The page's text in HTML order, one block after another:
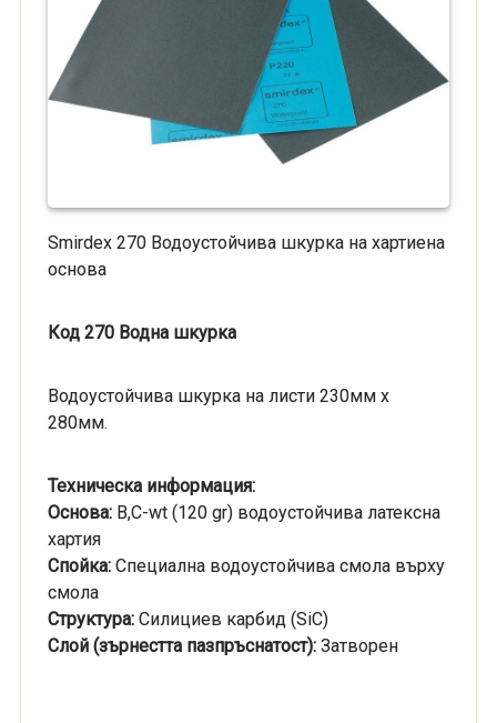
Smirdex 270 Водоустойчива шкурка на хартиена
основа
Код 270 Водна шкурка
Водоустойчива шкурка на листи 230мм x
280мм.
Техническа информация:
Основа:B,C-wt (120 gr) водоустойчива латексна
хартия
Спойка:Специална водоустойчива смола върху
смола
Структура:Силициев карбид (SiC)
Слой (зърнестта пазпръснатост):Затворен